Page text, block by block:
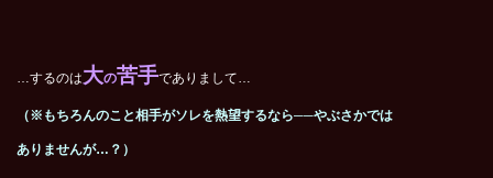
…するのは大の苦手でありまして…
（※もちろんのこと相手がソレを熱望するなら──やぶさかでは
ありませんが…？）